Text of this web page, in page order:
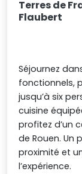
Terres de
Flaubert
Séjournez
fonctionnels,
jusqu’à six
cuisine
profitez d’un
de Rouen. Un
proximité et
l’expérience.